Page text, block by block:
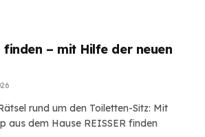
finden – mit Hilfe der neuen
rund um den Toiletten-Sitz: Mit
aus dem Hause REISSER finden